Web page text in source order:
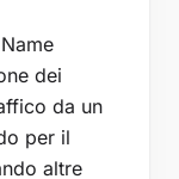
dei
da un
per il
altre